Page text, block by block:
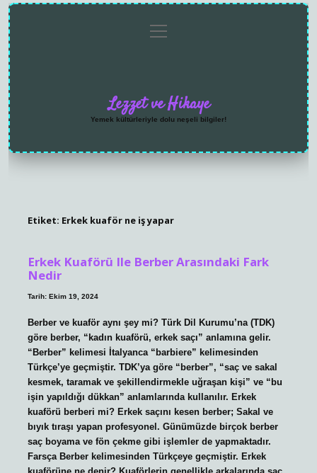
menüyü
aç
Lezzet ve Hikaye
Yemek kültürleriyle dolu neşeli bilgiler!
Etiket: Erkek kuaför ne iş yapar
Erkek Kuaförü Ile Berber Arasındaki Fark
Nedir
Tarih: Ekim 19, 2024
Berber ve kuaför aynı şey mi? Türk Dil Kurumu’na (TDK)
göre berber, “kadın kuaförü, erkek saçı” anlamına gelir.
“Berber” kelimesi İtalyanca “barbiere” kelimesinden
Türkçe’ye geçmiştir. TDK’ya göre “berber”, “saç ve sakal
kesmek, taramak ve şekillendirmekle uğraşan kişi” ve “bu
işin yapıldığı dükkan” anlamlarında kullanılır. Erkek
kuaförü berberi mi? Erkek saçını kesen berber; Sakal ve
bıyık tıraşı yapan profesyonel. Günümüzde birçok berber
saç boyama ve fön çekme gibi işlemler de yapmaktadır.
Farsça Berber kelimesinden Türkçeye geçmiştir. Erkek